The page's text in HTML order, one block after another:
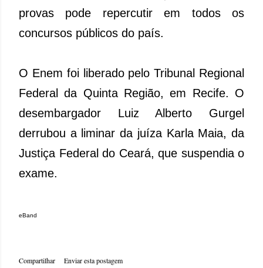
provas pode repercutir em todos os
concursos públicos do país.
O Enem foi liberado pelo Tribunal Regional
Federal da Quinta Região, em Recife. O
desembargador Luiz Alberto Gurgel
derrubou a liminar da juíza Karla Maia, da
Justiça Federal do Ceará, que suspendia o
exame.
eBand
Compartilhar
Enviar esta postagem